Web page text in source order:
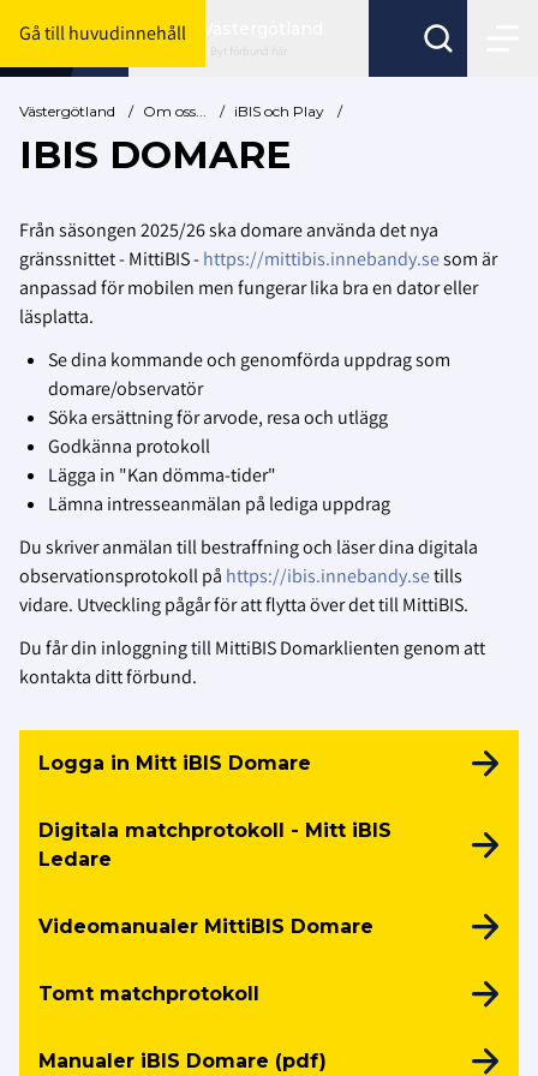
Gå till huvudinnehåll
Byt förbund här
Västergötland / Om oss... / iBIS och Play /
IBIS DOMARE
Från säsongen 2025/26 ska domare använda det nya
gränssnittet - MittiBIS -https://mittibis.innebandy.sesom är
anpassad för mobilen men fungerar lika bra en dator eller
läsplatta.
Se dina kommande och genomförda uppdrag som
domare/observatör
Söka ersättning för arvode, resa och utlägg
Godkänna protokoll
Lägga in "Kan dömma-tider"
Lämna intresseanmälan på lediga uppdrag
Du skriver anmälan till bestraffning och läser dina digitala
observationsprotokoll på https://ibis.innebandy.setills
vidare. Utveckling pågår för att flytta över det till MittiBIS.
Du får din inloggning till MittiBIS Domarklienten genom att
kontakta ditt förbund.
Logga in Mitt iBIS Domare
Digitala matchprotokoll - Mitt iBIS
Ledare
Videomanualer MittiBIS Domare
Tomt matchprotokoll
Manualer iBIS Domare (pdf)